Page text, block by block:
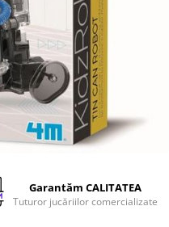
Garantăm CALITATEA
Tuturor jucăriilor comercializate